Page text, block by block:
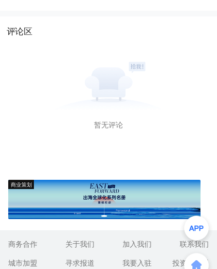
评论区
暂无评论
商业策划
商务合作 关于我们 加入我们
联系我们
城市加盟
寻求报道 我要入驻 投资者关系